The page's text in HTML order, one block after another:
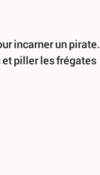
incarner un pirate.
et piller les frégates